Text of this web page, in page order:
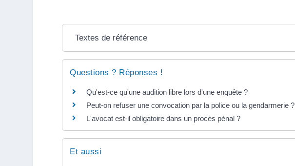
Textes de référence
Questions ? Réponses !
Qu'est-ce qu'une audition libre lors d'une enquête ?
Peut-on refuser une convocation par la police ou la gendarmerie ?
L'avocat est-il obligatoire dans un procès pénal ?
Et aussi